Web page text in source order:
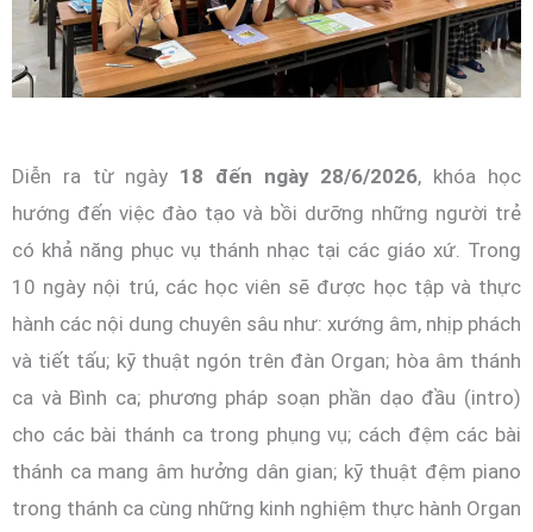
Diễn ra từ ngày 18 đến ngày 28/6/2026, khóa học
hướng đến việc đào tạo và bồi dưỡng những người trẻ
có khả năng phục vụ thánh nhạc tại các giáo xứ. Trong
10 ngày nội trú, các học viên sẽ được học tập và thực
hành các nội dung chuyên sâu như: xướng âm, nhịp phách
và tiết tấu; kỹ thuật ngón trên đàn Organ; hòa âm thánh
ca và Bình ca; phương pháp soạn phần dạo đầu (intro)
cho các bài thánh ca trong phụng vụ; cách đệm các bài
thánh ca mang âm hưởng dân gian; kỹ thuật đệm piano
trong thánh ca cùng những kinh nghiệm thực hành Organ